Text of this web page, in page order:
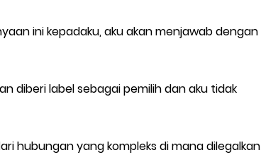
ini kepadaku, aku akan menjawab dengan
diberi label sebagai pemilih dan aku tidak
hubungan yang kompleks di mana dilegalkan